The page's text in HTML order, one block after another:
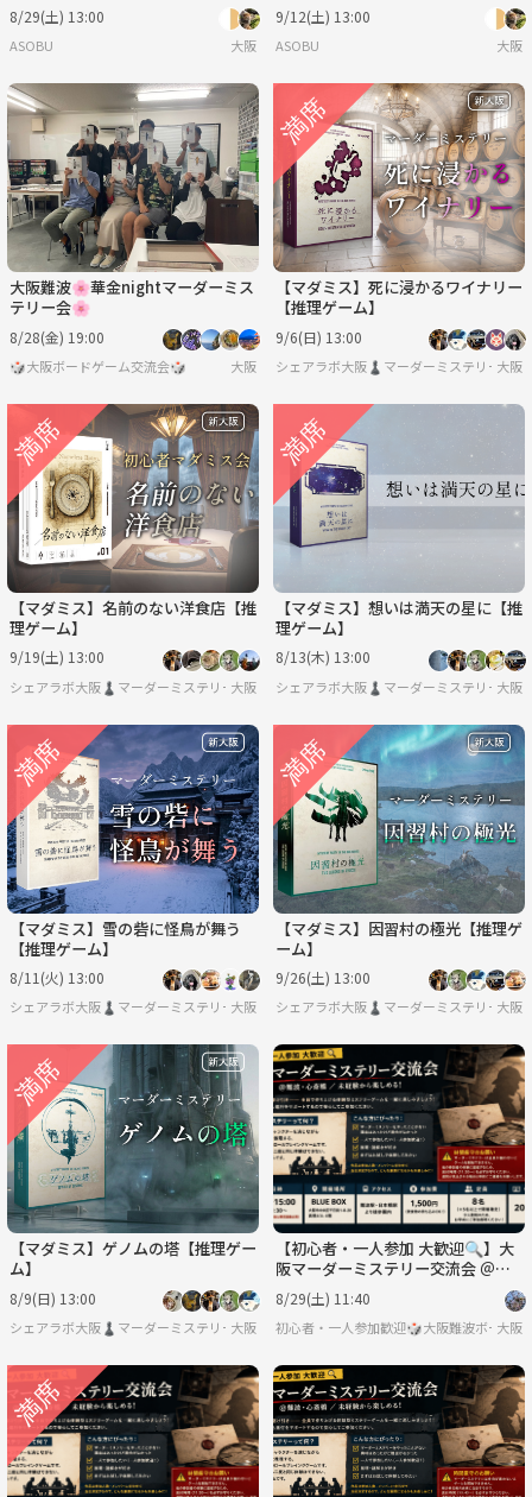
8/29(土) 13:00
ASOBU 大阪
9/12(土) 13:00
ASOBU 大阪
大阪難波🌸華金nightマーダーミス
テリー会🌸
8/28(金) 19:00
🎲大阪ボードゲーム交流会🎲 大阪
【マダミス】死に浸かるワイナリー
【推理ゲーム】
9/6(日) 13:00
シェアラボ大阪♟️マーダーミステリー/ボ
大阪
【マダミス】名前のない洋食店【推
理ゲーム】
9/19(土) 13:00
シェアラボ大阪♟️マーダーミステリー/ボードゲーム/友達作り
大阪
【マダミス】想いは満天の星に【推
理ゲーム】
8/13(木) 13:00
シェアラボ大阪♟️マーダーミステリー/ボ
大阪
【マダミス】雪の砦に怪鳥が舞う
【推理ゲーム】
8/11(火) 13:00
シェアラボ大阪♟️マーダーミステリー/ボードゲーム/友達作り
大阪
【マダミス】因習村の極光【推理ゲ
ーム】
9/26(土) 13:00
シェアラボ大阪♟️マーダーミステリー/ボ
大阪
【マダミス】ゲノムの塔【推理ゲー
ム】
8/9(日) 13:00
シェアラボ大阪♟️マーダーミステリー/ボードゲーム/友達作り
大阪
【初心者・一人参加 大歓迎🔍】大
阪マーダーミステリー交流会 ＠難
波・心斎橋 ／ 未経験から楽しめ
る！
8/29(土) 11:40
初心者・一人参加歓迎🎲大阪難波ボードゲ
大阪